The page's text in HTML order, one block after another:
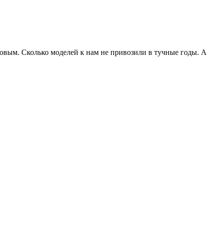
Сколько моделей к нам не привозили в тучные годы. А